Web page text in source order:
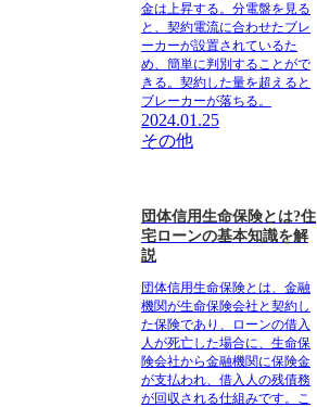
金は上昇する。分電盤を見る
と、契約電流に合わせたブレ
ーカーが設置されているた
め、簡単に判別することがで
きる。契約した量を超えると
ブレーカーが落ちる。
2024.01.25
その他
団体信用生命保険とは?住
宅ローンの基本知識を解
説
団体信用生命保険とは、金融
機関が生命保険会社と契約し
た保険であり、ローンの借入
人が死亡した場合に、生命保
険会社から金融機関に保険金
が支払われ、借入人の残債務
が回収される仕組みです。こ